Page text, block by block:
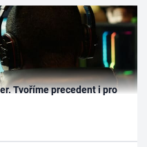
Tvoříme precedent i pro